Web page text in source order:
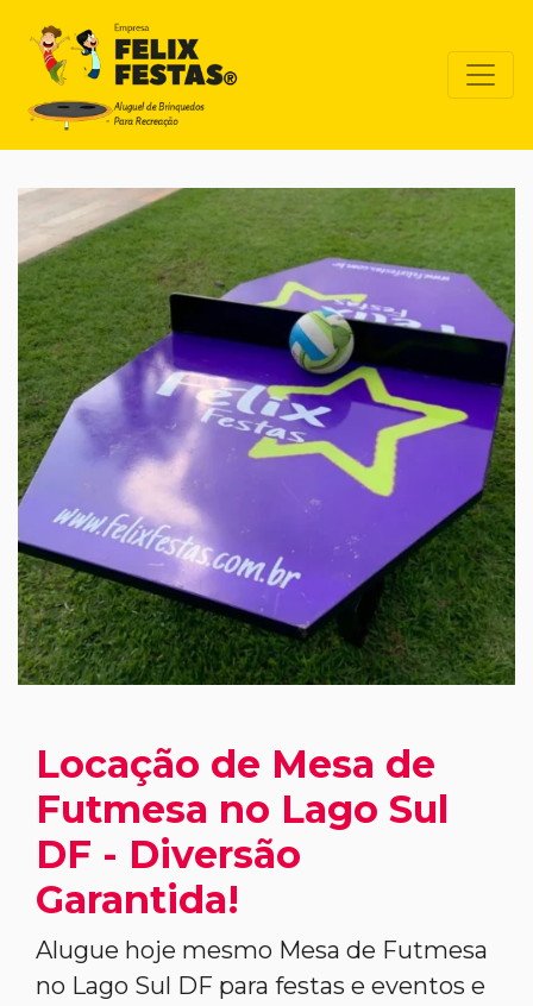
Locação de Mesa de
Futmesa no Lago Sul
DF - Diversão
Garantida!
Alugue hoje mesmo Mesa de Futmesa
no Lago Sul DF para festas e eventos e